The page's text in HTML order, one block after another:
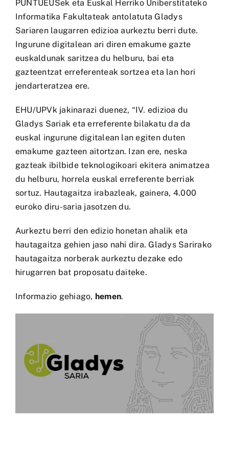
PUNTUEUSek eta Euskal Herriko Uniberstitateko
Informatika Fakultateak antolatuta Gladys
Sariaren laugarren edizioa aurkeztu berri dute.
Ingurune digitalean ari diren emakume gazte
euskaldunak saritzea du helburu, bai eta
gazteentzat erreferenteak sortzea eta lan hori
jendarteratzea ere.
EHU/UPVk jakinarazi duenez, “IV. edizioa du
Gladys Sariak eta erreferente bilakatu da da
euskal ingurune digitalean lan egiten duten
emakume gazteen aitortzan. Izan ere, neska
gazteak ibilbide teknologikoari ekitera animatzea
du helburu, horrela euskal erreferente berriak
sortuz. Hautagaitza irabazleak, gainera, 4.000
euroko diru-saria jasotzen du.
Aurkeztu berri den edizio honetan ahalik eta
hautagaitza gehien jaso nahi dira. Gladys Sarirako
hautagaitza norberak aurkeztu dezake edo
hirugarren bat proposatu daiteke.
Informazio gehiago, hemen.